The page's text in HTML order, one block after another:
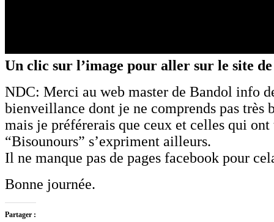
Un clic sur l’image pour aller sur le site
NDC: Merci au web master de Bandol info
bienveillance dont je ne comprends pas très
mais je préférerais que ceux et celles qui
“Bisounours” s’expriment ailleurs.
Il ne manque pas de pages facebook pour
Bonne journée.
Partager :